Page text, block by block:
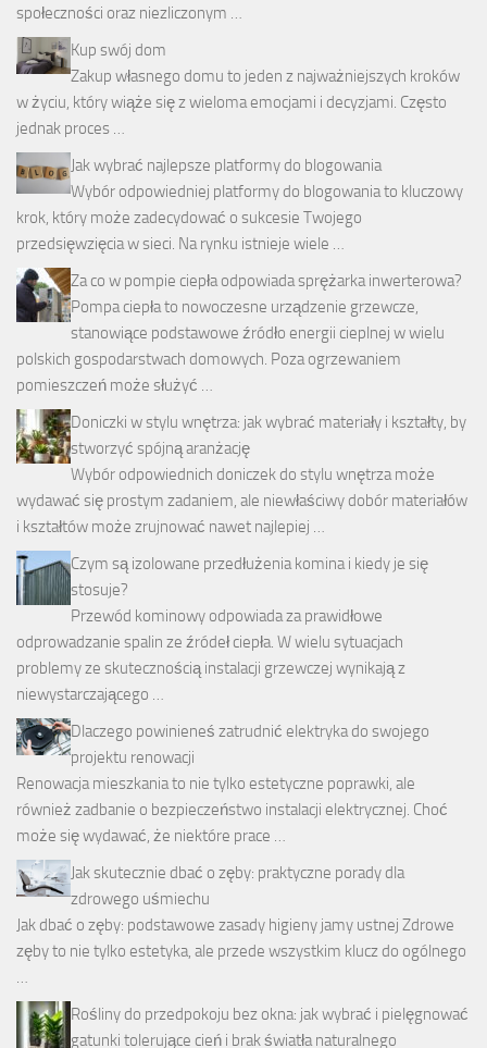
społeczności oraz niezliczonym …
Kup swój dom
Zakup własnego domu to jeden z najważniejszych kroków
w życiu, który wiąże się z wieloma emocjami i decyzjami. Często
jednak proces …
Jak wybrać najlepsze platformy do blogowania
Wybór odpowiedniej platformy do blogowania to kluczowy
krok, który może zadecydować o sukcesie Twojego
przedsięwzięcia w sieci. Na rynku istnieje wiele …
Za co w pompie ciepła odpowiada sprężarka inwerterowa?
Pompa ciepła to nowoczesne urządzenie grzewcze,
stanowiące podstawowe źródło energii cieplnej w wielu
polskich gospodarstwach domowych. Poza ogrzewaniem
pomieszczeń może służyć …
Doniczki w stylu wnętrza: jak wybrać materiały i kształty, by
stworzyć spójną aranżację
Wybór odpowiednich doniczek do stylu wnętrza może
wydawać się prostym zadaniem, ale niewłaściwy dobór materiałów
i kształtów może zrujnować nawet najlepiej …
Czym są izolowane przedłużenia komina i kiedy je się
stosuje?
Przewód kominowy odpowiada za prawidłowe
odprowadzanie spalin ze źródeł ciepła. W wielu sytuacjach
problemy ze skutecznością instalacji grzewczej wynikają z
niewystarczającego …
Dlaczego powinieneś zatrudnić elektryka do swojego
projektu renowacji
Renowacja mieszkania to nie tylko estetyczne poprawki, ale
również zadbanie o bezpieczeństwo instalacji elektrycznej. Choć
może się wydawać, że niektóre prace …
Jak skutecznie dbać o zęby: praktyczne porady dla
zdrowego uśmiechu
Jak dbać o zęby: podstawowe zasady higieny jamy ustnej Zdrowe
zęby to nie tylko estetyka, ale przede wszystkim klucz do ogólnego
…
Rośliny do przedpokoju bez okna: jak wybrać i pielęgnować
gatunki tolerujące cień i brak światła naturalnego